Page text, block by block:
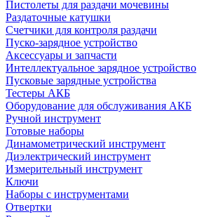
Пистолеты для раздачи мочевины
Раздаточные катушки
Счетчики для контроля раздачи
Пуско-зарядное устройство
Аксессуары и запчасти
Интеллектуальное зарядное устройство
Пусковые зарядные устройства
Тестеры АКБ
Оборудование для обслуживания АКБ
Ручной инструмент
Готовые наборы
Динамометрический инструмент
Диэлектрический инструмент
Измерительный инструмент
Ключи
Наборы с инструментами
Отвертки